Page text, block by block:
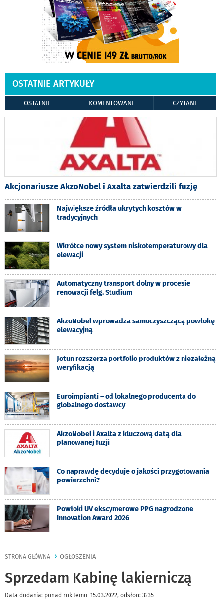
OSTATNIE ARTYKUŁY
OSTATNIE KOMENTOWANE CZYTANE
Akcjonariusze AkzoNobel i Axalta zatwierdzili fuzję
Największe źródła ukrytych kosztów w
tradycyjnych
Wkrótce nowy system niskotemperaturowy dla
elewacji
Automatyczny transport dolny w procesie
renowacji felg. Studium
AkzoNobel wprowadza samoczyszczącą powłokę
elewacyjną
Jotun rozszerza portfolio produktów z niezależną
weryfikacją
Euroimpianti – od lokalnego producenta do
globalnego dostawcy
AkzoNobel i Axalta z kluczową datą dla
planowanej fuzji
Co naprawdę decyduje o jakości przygotowania
powierzchni?
Powłoki UV ekscymerowe PPG nagrodzone
Innovation Award 2026
STRONA GŁÓWNA OGŁOSZENIA
Sprzedam Kabinę lakierniczą
Data dodania: ponad rok temu 15.03.2022, odsłon: 3235